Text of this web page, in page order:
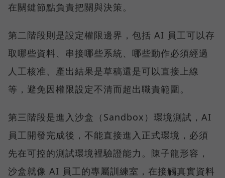
在關鍵節點負責把關與決策。
第二階段則是設定權限邊界，包括 AI 員工可以存
取哪些資料、串接哪些系統、哪些動作必須經過
人工核准、產出結果是草稿還是可以直接上線
等，避免因權限設定不清而超出職責範圍。
第三階段是進入沙盒（Sandbox）環境測試，AI
員工開發完成後，不能直接進入正式環境，必須
先在可控的測試環境裡驗證能力。陳子龍形容，
沙盒就像 AI 員工的專屬訓練室，在接觸真實資料